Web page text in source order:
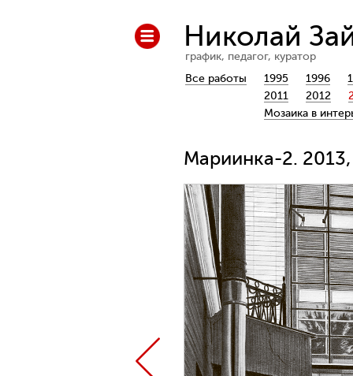
Николай
график, педагог, куратор
Все работы
1995 1996
2011
2012
Мозаика в
Мариинка-2.